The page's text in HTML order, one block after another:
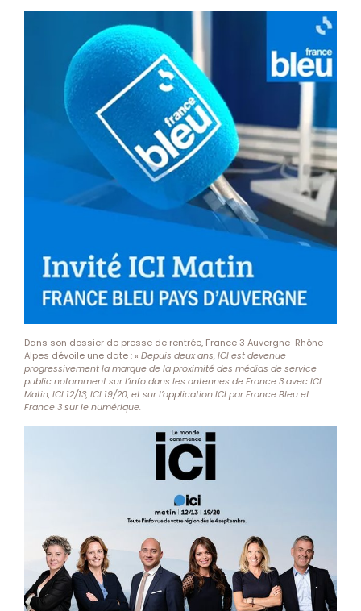
Dans son dossier de presse de rentrée, France 3 Auvergne-Rhône-
Alpes dévoile une date :« Depuis deux ans, ICI est devenue
progressivement la marque de la proximité des médias de service
public notamment sur l’info dans les antennes de France 3 avec ICI
Matin, ICI 12/13, ICI 19/20, et sur l’application ICI par France Bleu et
France 3 sur le numérique.